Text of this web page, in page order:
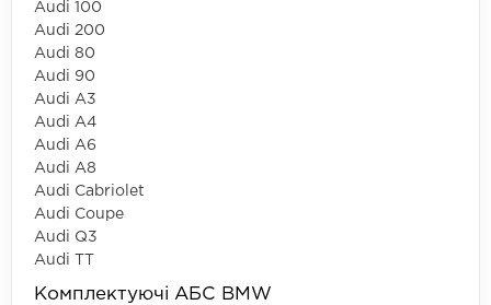
Audi 100
Audi 200
Audi 80
Audi 90
Audi A3
Audi A4
Audi A6
Audi A8
Audi Cabriolet
Audi Coupe
Audi Q3
Audi TT
Комплектуючі АБС BMW